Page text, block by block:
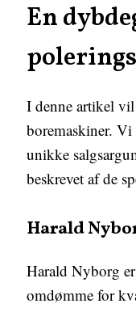
En
I denne artikel
boremaskiner.
unikke
beskrevet af de
Harald
Harald Nyborg
omdømme for